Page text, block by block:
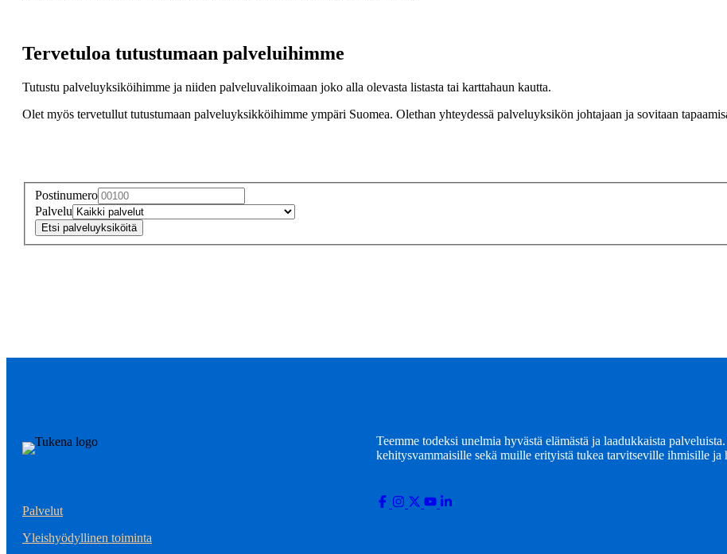
Tervetuloa tutustumaan palveluihimme
Tutustu palveluyksiköihimme ja niiden palveluvalikoimaan joko alla olevasta listasta tai karttahaun kautta.
Olet myös tervetullut tutustumaan palveluyksikköihimme ympäri Suomea. Olethan yhteydessä palveluyksikön johtajaan ja sovitaan
Postinumero
Palvelu
Etsi palveluyksiköitä
Teemme todeksi unelmia hyvästä elämästä ja laadukkaista
kehitysvammaisille sekä muille erityistä tukea tarvitseville ihmisille ja
Palvelut
Yleishyödyllinen toiminta